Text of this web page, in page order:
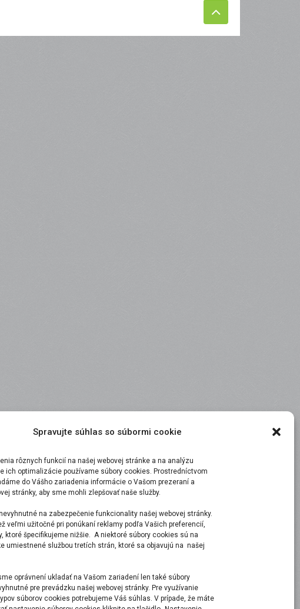
Spravujte súhlas so súbormi cookie
rôznych funkcií na našej webovej stránke a na analýzu
ich optimalizácie používame súbory cookies. Prostredníctvom
do Vášho zariadenia informácie o Vašom prezeraní a
stránky, aby sme mohli zlepšovať naše služby.
na zabezpečenie funkcionality našej webovej stránky.
veľmi užitočné pri ponúkaní reklamy podľa Vašich preferencií,
ktoré špecifikujeme nižšie. A niektoré súbory cookies sú na
umiestnené službou tretích strán, ktoré sa objavujú na našej
oprávnení ukladať na Vašom zariadení len také súbory
pre prevádzku našej webovej stránky. Pre využívanie
súborov cookies potrebujeme Váš súhlas. V prípade, že máte